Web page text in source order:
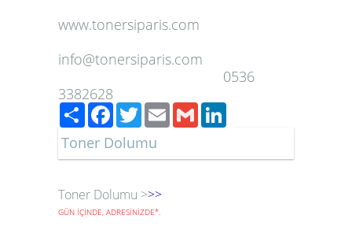
www.tonersiparis.com
info@tonersiparis.com
0536
3382628
PaylaşFacebook
TwitterEmailGmail
Toner Dolumu
Toner Dolumu >>>
GÜN İÇİNDE, ADRESİNİZDE*.